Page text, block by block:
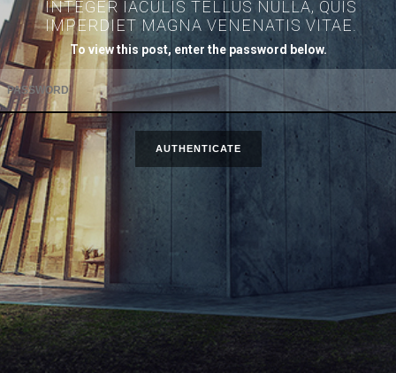
INTEGER IACULIS TELLUS NULLA, QUIS
IMPERDIET MAGNA VENENATIS VITAE.
To view this post, enter the password below.
AUTHENTICATE